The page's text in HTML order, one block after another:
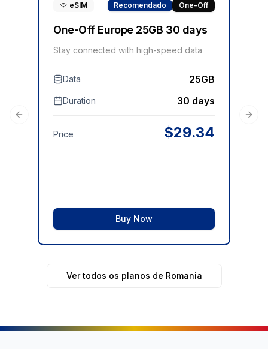
eSIM Recomendado One-Off
One-Off Europe 25GB 30 days
Stay connected with high-speed data
Data 25GB
Duration 30 days
Price $29.34
Buy Now
Previous slide
Ver todos os planos de Romania